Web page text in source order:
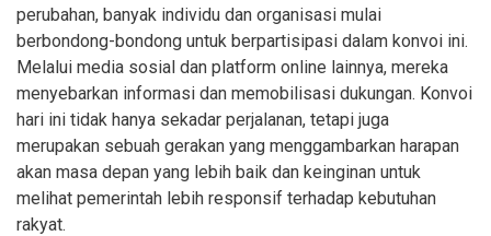
perubahan, banyak individu dan organisasi mulai
berbondong-bondong untuk berpartisipasi dalam konvoi ini.
Melalui media sosial dan platform online lainnya, mereka
menyebarkan informasi dan memobilisasi dukungan. Konvoi
hari ini tidak hanya sekadar perjalanan, tetapi juga
merupakan sebuah gerakan yang menggambarkan harapan
akan masa depan yang lebih baik dan keinginan untuk
melihat pemerintah lebih responsif terhadap kebutuhan
rakyat.